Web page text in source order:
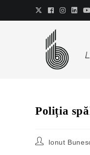
Poliția
Ionut